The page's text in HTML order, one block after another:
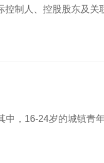
控制人、控股股东及关
中，16-24岁的城镇青